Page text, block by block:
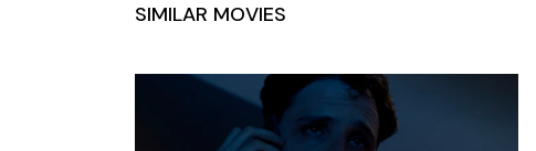
SIMILAR MOVIES